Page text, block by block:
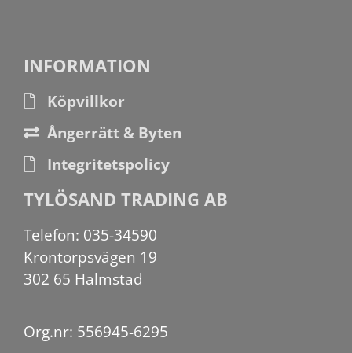
INFORMATION
Köpvillkor
Ångerrätt & Byten
Integritetspolicy
TYLÖSAND TRADING AB
Telefon: 035-34590
Krontorpsvägen 19
302 65 Halmstad
Org.nr: 556945-6295